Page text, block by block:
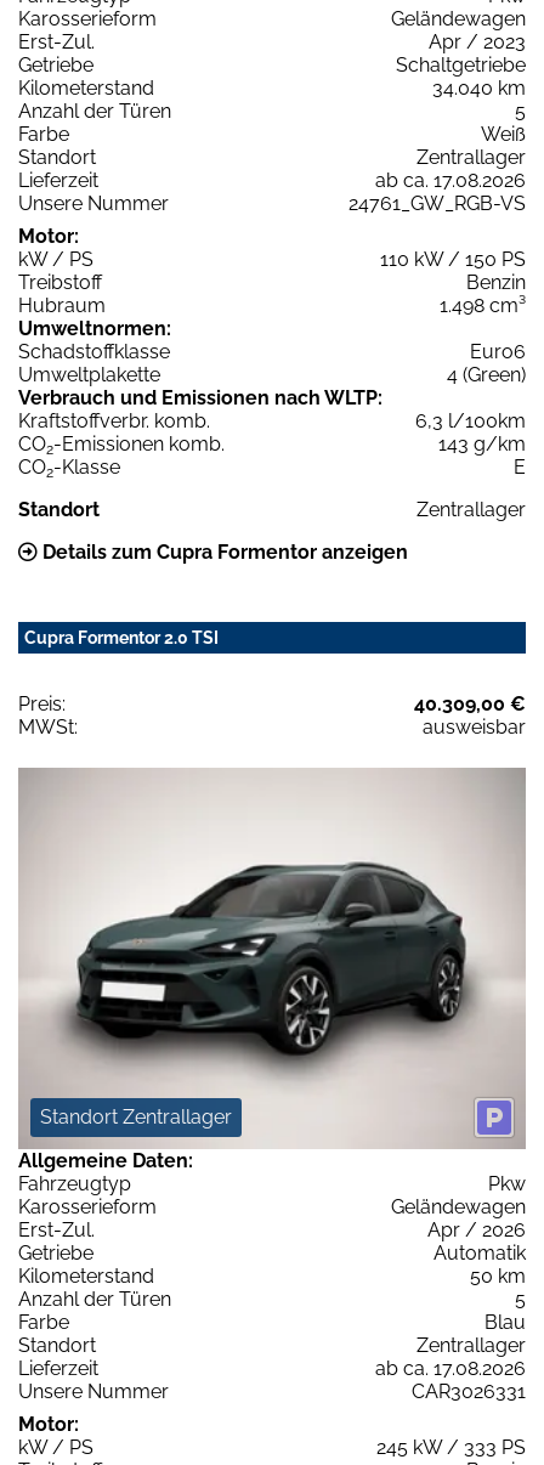
Karosserieform
Geländewagen
Erst-Zul.
Apr / 2023
Getriebe
Schaltgetriebe
Kilometerstand
34.040 km
Anzahl der Türen
5
Farbe
Weiß
Standort
Zentrallager
Lieferzeit
ab ca. 17.08.2026
Unsere Nummer
24761_GW_RGB-VS
Motor:
kW / PS
110 kW / 150 PS
Treibstoff
Benzin
Hubraum
1.498 cm³
Umweltnormen:
Schadstoffklasse
Euro6
Umweltplakette
4 (Green)
Verbrauch und Emissionen nach WLTP:
Kraftstoffverbr. komb.
6,3 l/100km
CO2-Emissionen komb.
143 g/km
CO2-Klasse
E
Standort
Zentrallager
Details zum Cupra Formentor anzeigen
Cupra Formentor 2.0 TSI
Preis:
40.309,00 €
MWSt:
ausweisbar
Standort Zentrallager
Allgemeine Daten:
Fahrzeugtyp
Pkw
Karosserieform
Geländewagen
Erst-Zul.
Apr / 2026
Getriebe
Automatik
Kilometerstand
50 km
Anzahl der Türen
5
Farbe
Blau
Standort
Zentrallager
Lieferzeit
ab ca. 17.08.2026
Unsere Nummer
CAR3026331
Motor:
kW / PS
245 kW / 333 PS